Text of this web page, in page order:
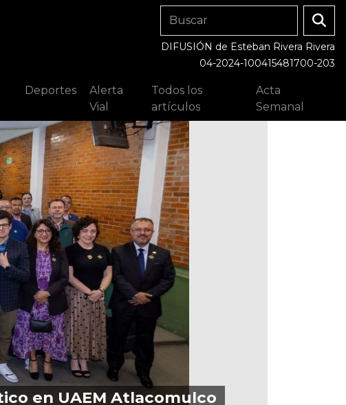
DIFUSIÓN de Esteban Rivera Rivera
04-2024-100415481700-203
Deportes
Alerta
Vial
Todos los
artículos
Acta
Semanal
en UAEM Atlacomulco